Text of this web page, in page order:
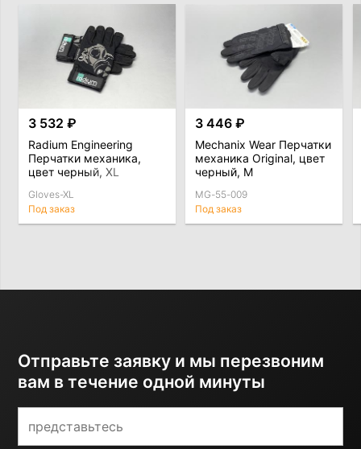
3 532 ₽
Radium Engineering
Перчатки механика,
цвет черный, XL
Gloves-XL
Под заказ
3 446 ₽
Mechanix Wear Перчатки
механика Original, цвет
черный, M
MG-55-009
Под заказ
Отправьте заявку и мы перезвоним
вам в течение одной минуты